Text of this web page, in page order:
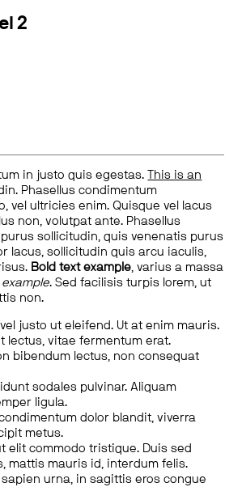
2
in justo quis egestas.
This is an
Phasellus condimentum
vel ultricies enim. Quisque vel lacus
non, volutpat ante. Phasellus
sollicitudin, quis venenatis purus
lacus, sollicitudin quis arcu iaculis,
Bold text example, varius a massa
. Sed facilisis turpis lorem, ut
non.
justo ut eleifend. Ut at enim mauris.
lectus, vitae fermentum erat.
bibendum lectus, non consequat
sodales pulvinar. Aliquam
ligula.
dolor blandit, viverra
metus.
elit commodo tristique. Duis sed
mattis mauris id, interdum felis.
sapien urna, in sagittis eros congue